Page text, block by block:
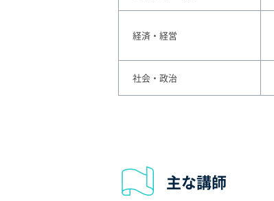
経済・経営
社会・政治
主な講師